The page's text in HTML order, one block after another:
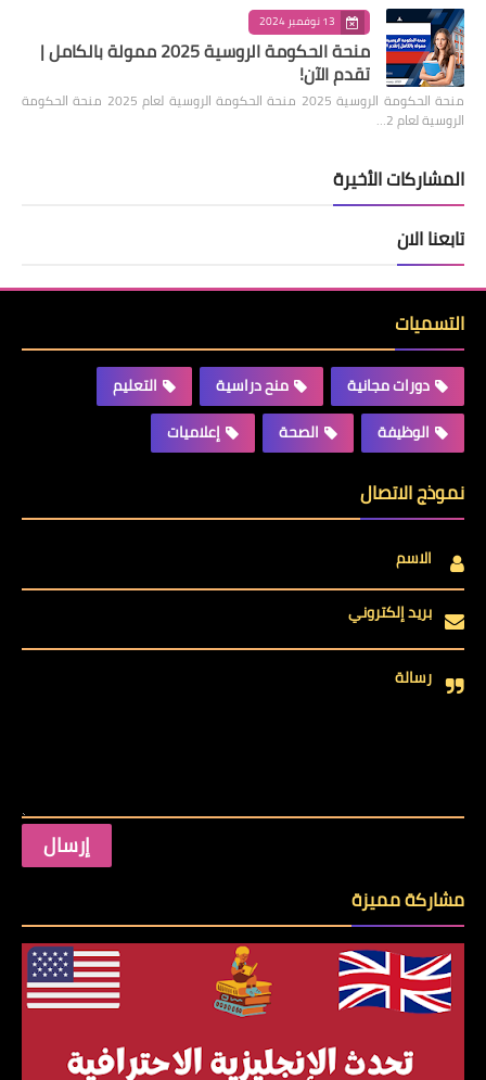
13 نوفمبر 2024
منحة الحكومة الروسية 2025 ممولة بالكامل |
تقدم الآن!
منحة الحكومة الروسية 2025 منحة الحكومة الروسية لعام 2025 منحة الحكومة
الروسية لعام 2…
المشاركات الأخيرة
تابعنا الان
التسميات
دورات مجانية منح دراسية
التعليم
الوظيفة
الصحة إعلاميات
نموذج الاتصال
الاسم
بريد إلكتروني
رسالة
مشاركة مميزة